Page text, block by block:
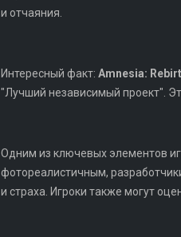
и отчаяния.
Интересный факт: Amnesia:
"Лучший независимый проект".
Одним из ключевых элементов
фотореалистичным,
и страха. Игроки также могут